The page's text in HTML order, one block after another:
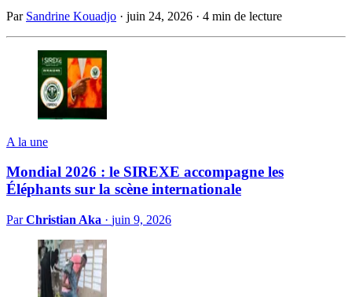
Par Sandrine Kouadjo · juin 24, 2026 · 4 min de lecture
A la une
Mondial 2026 : le SIREXE accompagne les
Éléphants sur la scène internationale
ParChristian Aka · juin 9, 2026